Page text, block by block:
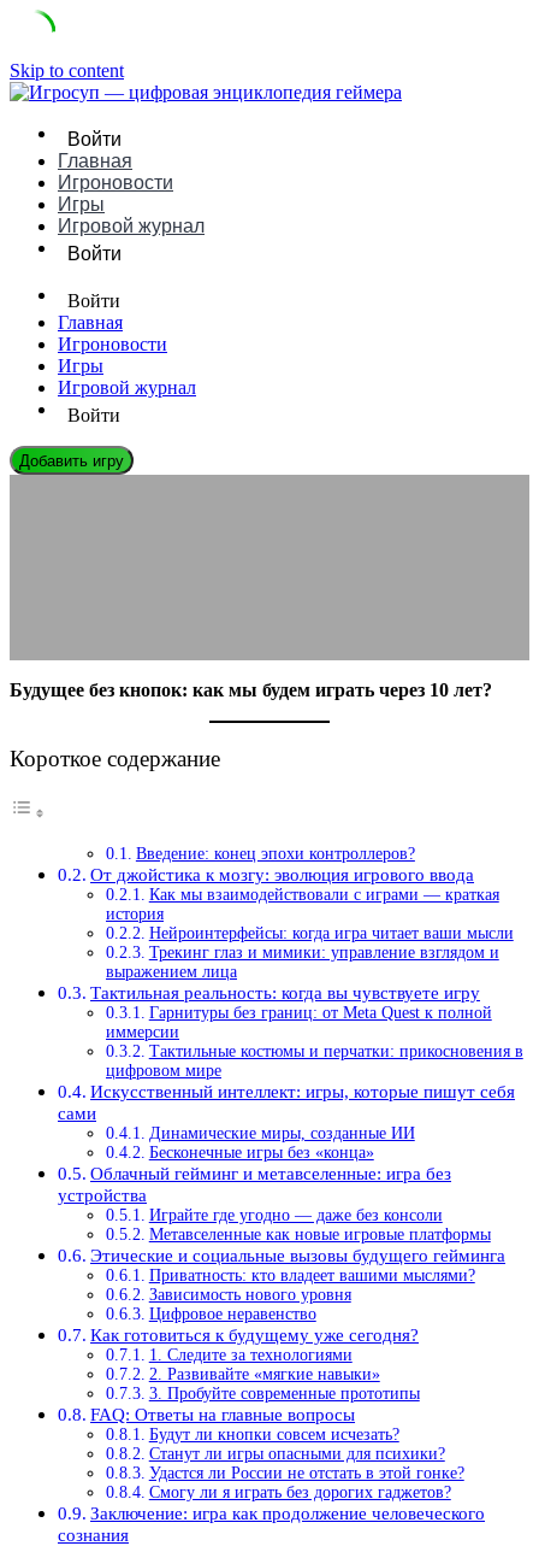
Skip to content
Войти
Главная
Игроновости
Игры
Игровой журнал
Войти
Войти
Главная
Игроновости
Игры
Игровой журнал
Войти
Добавить игру
Будущее без кнопок: как мы будем играть через 10 лет?
Короткое содержание
Введение: конец эпохи контроллеров?
От джойстика к мозгу: эволюция игрового ввода
Как мы взаимодействовали с играми — краткая
история
Нейроинтерфейсы: когда игра читает ваши мысли
Трекинг глаз и мимики: управление взглядом и
выражением лица
Тактильная реальность: когда вы чувствуете игру
Гарнитуры без границ: от Meta Quest к полной
иммерсии
Тактильные костюмы и перчатки: прикосновения в
цифровом мире
Искусственный интеллект: игры, которые пишут себя
сами
Динамические миры, созданные ИИ
Бесконечные игры без «конца»
Облачный гейминг и метавселенные: игра без
устройства
Играйте где угодно — даже без консоли
Метавселенные как новые игровые платформы
Этические и социальные вызовы будущего гейминга
Приватность: кто владеет вашими мыслями?
Зависимость нового уровня
Цифровое неравенство
Как готовиться к будущему уже сегодня?
1. Следите за технологиями
2. Развивайте «мягкие навыки»
3. Пробуйте современные прототипы
FAQ: Ответы на главные вопросы
Будут ли кнопки совсем исчезать?
Станут ли игры опасными для психики?
Удастся ли России не отстать в этой гонке?
Смогу ли я играть без дорогих гаджетов?
Заключение: игра как продолжение человеческого
сознания